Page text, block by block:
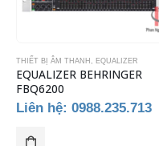
THIẾT BỊ ÂM THANH , EQUALIZER
EQUALIZER BEHRINGER
FBQ6200
Liên hệ: 0988.235.713